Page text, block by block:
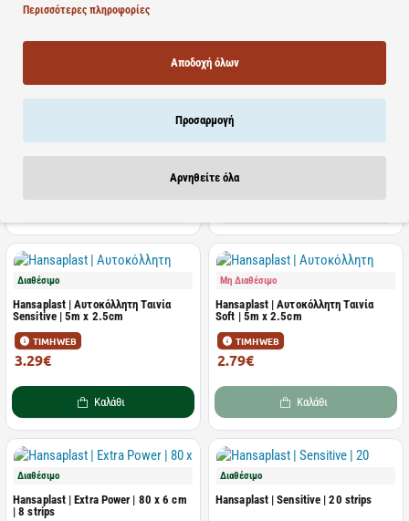
Μη Διαθέσιμο
ΤΙΜΗ WEB
Διαθέσιμο
Sensitive | 5m x 1.25cm
ΤΙΜΗ WEB
Διαθέσιμο
Hansaplast | Αυτοκόλλητη Ταινία
Sensitive | 5m x 2.5cm
ΤΙΜΗ WEB
3.29€
Καλάθι
Μη Διαθέσιμο
Hansaplast | Αυτοκόλλητη Ταινία
Soft | 5m x 2.5cm
ΤΙΜΗ WEB
2.79€
Καλάθι
Διαθέσιμο
Hansaplast | Extra Power | 80 x 6 cm
| 8 strips
Διαθέσιμο
Hansaplast | Sensitive | 20 strips
Περισσότερες πληροφορίες
Αποδοχή όλων
Προσαρμογή
Αρνηθείτε όλα